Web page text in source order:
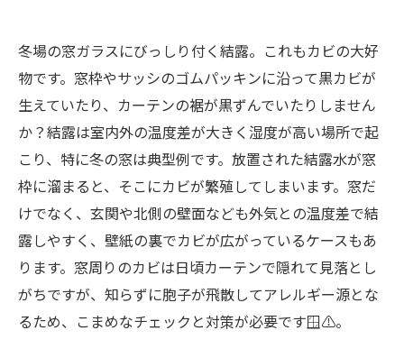
冬場の窓ガラスにびっしり付く結露。これもカビの大好
物です。窓枠やサッシのゴムパッキンに沿って黒カビが
生えていたり、カーテンの裾が黒ずんでいたりしません
か？結露は室内外の温度差が大きく湿度が高い場所で起
こり、特に冬の窓は典型例です。放置された結露水が窓
枠に溜まると、そこにカビが繁殖してしまいます。窓だ
けでなく、玄関や北側の壁面なども外気との温度差で結
露しやすく、壁紙の裏でカビが広がっているケースもあ
ります。窓周りのカビは日頃カーテンで隠れて見落とし
がちですが、知らずに胞子が飛散してアレルギー源とな
るため、こまめなチェックと対策が必要です🪟⚠️。